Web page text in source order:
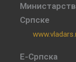
Српске
Е-Српска